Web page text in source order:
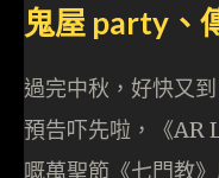
鬼屋 party、
過完中秋，好快又
預告吓先啦，《AR
嘅萬聖節《七門教